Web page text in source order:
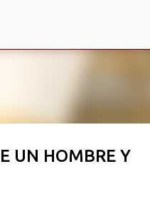
UN HOMBRE Y